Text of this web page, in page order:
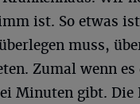
ist. So etwas
muss,
Zumal wenn es
Minuten gibt. Die